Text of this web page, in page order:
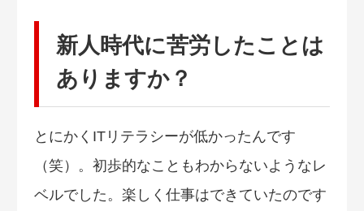
新人時代に苦労したことは
ありますか？
とにかくITリテラシーが低かったんです
（笑）。初歩的なこともわからないようなレ
ベルでした。楽しく仕事はできていたのです